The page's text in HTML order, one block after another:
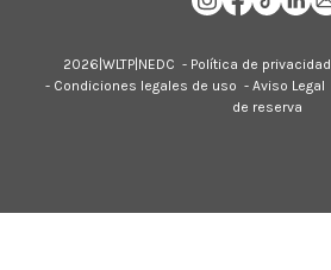
2026| WLTP| NEDC - Política de privacidad
- Condiciones legales de uso - Aviso Legal
de reserva